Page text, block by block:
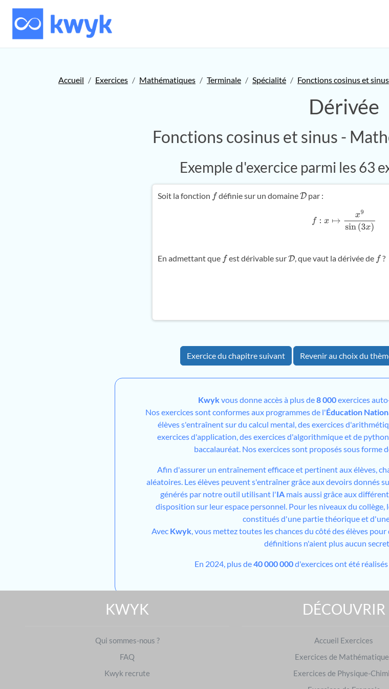
Accueil Exercices Mathématiques Terminale Spécialité Fonctions cosinus et sinus
Dérivée
Fonctions cosinus et sinus -
Exemple d'exercice parmi les 63
Soit la fonction f définie sur un domaineD par :
(3x
En admettant que f est dérivable surD , que vaut la dérivée de f ?
Exercice du chapitre suivant Revenir au choix du
Kwykvous donne accès à plus de8 000exercices
Nos exercices sont conformes aux programmes de l'Éducation
élèves s'entraînent sur du calcul mental, des exercices
exercices d'application, des exercices d'algorithmique et de
baccalauréat. Nos exercices sont proposés sous forme
Afin d'assurer un entraînement efficace et pertinent aux élèves,
aléatoires. Les élèves peuvent s'entraîner grâce aux devoirs donnés
générés par notre outil utilisant l'IAmais aussi grâce aux
disposition sur leur espace personnel. Pour les niveaux du collège,
constitués d'une partie théorique et
Avec Kwyk , vous mettez toutes les chances du côté des élèves
définitions n'aient plus aucun
En 2024, plus de40 000 000d'exercices ont été
Brevet des collèges|
S'entraîner dans d'autres
KWYK
Qui sommes-nous ?
FAQ
Kwyk recrute
DÉCOUVRIR
Accueil Exercices
Exercices de
Exercices de Physique-